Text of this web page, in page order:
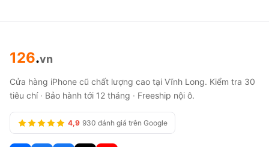
126.vn
Cửa hàng iPhone cũ chất lượng cao tại Vĩnh Long. Kiểm tra 30
tiêu chí · Bảo hành tới 12 tháng · Freeship nội ô.
4,9 930 đánh giá trên Google